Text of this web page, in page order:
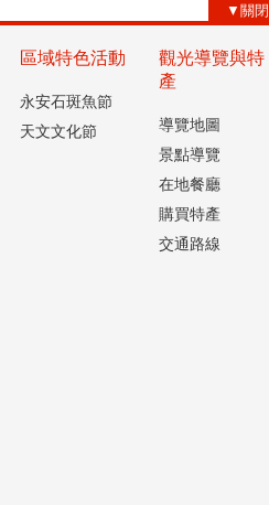
▼關閉
區域特色活動
永安石斑魚節
天文文化節
觀光導覽與特
產
導覽地圖
景點導覽
在地餐廳
購買特產
交通路線